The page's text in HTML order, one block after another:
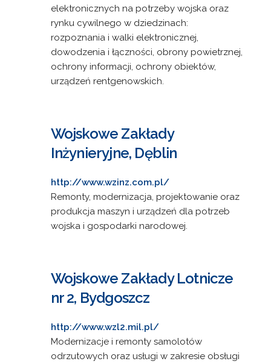
elektronicznych na potrzeby wojska oraz
rynku cywilnego w dziedzinach:
rozpoznania i walki elektronicznej,
dowodzenia i łączności, obrony powietrznej,
ochrony informacji, ochrony obiektów,
urządzeń rentgenowskich.
Wojskowe Zakłady
Inżynieryjne, Dęblin
http://www.wzinz.com.pl/
Remonty, modernizacja, projektowanie oraz
produkcja maszyn i urządzeń dla potrzeb
wojska i gospodarki narodowej.
Wojskowe Zakłady Lotnicze
nr 2, Bydgoszcz
http://www.wzl2.mil.pl/
Modernizacje i remonty samolotów
odrzutowych oraz usługi w zakresie obsługi